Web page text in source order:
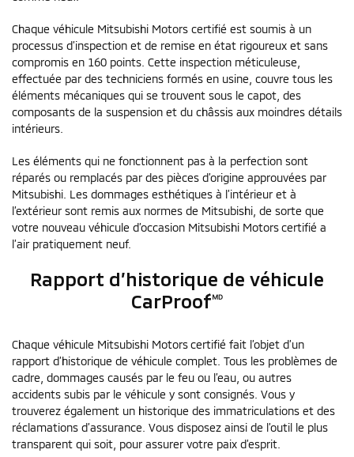
Chaque véhicule Mitsubishi Motors certifié est soumis à un
processus d’inspection et de remise en état rigoureux et sans
compromis en 160 points. Cette inspection méticuleuse,
effectuée par des techniciens formés en usine, couvre tous les
éléments mécaniques qui se trouvent sous le capot, des
composants de la suspension et du châssis aux moindres détails
intérieurs.
Les éléments qui ne fonctionnent pas à la perfection sont
réparés ou remplacés par des pièces d’origine approuvées par
Mitsubishi. Les dommages esthétiques à l’intérieur et à
l’extérieur sont remis aux normes de Mitsubishi, de sorte que
votre nouveau véhicule d’occasion Mitsubishi Motors certifié a
l’air pratiquement neuf.
Rapport d’historique de véhicule
CarProof🅫
Chaque véhicule Mitsubishi Motors certifié fait l’objet d’un
rapport d’historique de véhicule complet. Tous les problèmes de
cadre, dommages causés par le feu ou l’eau, ou autres
accidents subis par le véhicule y sont consignés. Vous y
trouverez également un historique des immatriculations et des
réclamations d’assurance. Vous disposez ainsi de l’outil le plus
transparent qui soit, pour assurer votre paix d’esprit.